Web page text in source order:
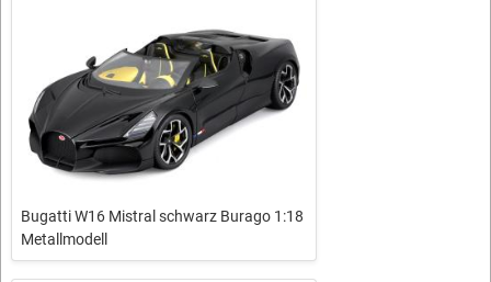
Bugatti W16 Mistral schwarz Burago 1:18
Metallmodell